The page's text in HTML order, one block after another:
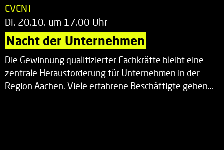
EVENT
Di. 20.10. um 17.00 Uhr
Nacht der Unternehmen
Die Gewinnung qualifizierter Fachkräfte bleibt eine
zentrale Herausforderung für Unternehmen in der
Region Aachen. Viele erfahrene Beschäftigte gehen…